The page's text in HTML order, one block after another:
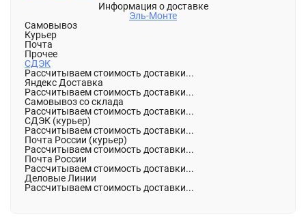
Информация о доставке
Эль-Монте
Самовывоз
Курьер
Почта
Прочее
СДЭК
Рассчитываем стоимость доставки...
Яндекс Доставка
Рассчитываем стоимость доставки...
Самовывоз со склада
Рассчитываем стоимость доставки...
СДЭК (курьер)
Рассчитываем стоимость доставки...
Почта России (курьер)
Рассчитываем стоимость доставки...
Почта России
Рассчитываем стоимость доставки...
Деловые Линии
Рассчитываем стоимость доставки...